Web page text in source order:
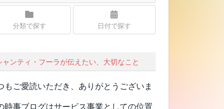
分類で探す 日付で探す
ャンティ・フーラが伝えたい、大切なこと
もご愛読いただき、ありがとうございま
時事ブログはサービス事業としての位置